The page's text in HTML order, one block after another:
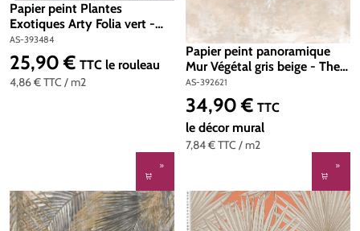
Papier peint Plantes
Exotiques Arty Folia vert -
Famous Garden d'A.S.
Création | Réf. AS-393484
AS-393484
4,86 €TTC / m2
Prix régulier :
25,90 € TTC le rouleau
Papier peint panoramique
Mur Végétal gris beige - The
Wall 2 d'A.S. Création | Réf.
AS-392621
AS-392621
7,84 €TTC / m2
Prix régulier :
34,90 € TTC
le décor mural